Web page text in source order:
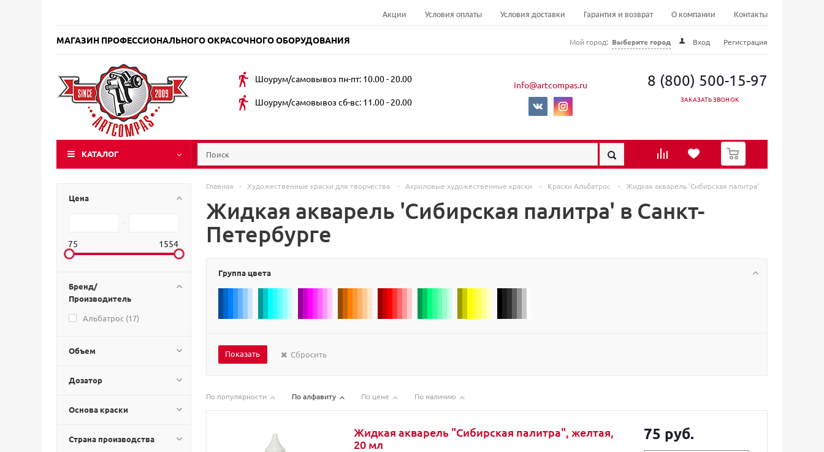
Акции Условия оплаты Условия доставки Гарантия и возврат О компании Контакты
МАГАЗИН ПРОФЕССИОНАЛЬНОГО ОКРАСОЧНОГО ОБОРУДОВАНИЯ Мой город: Выберите город Вход Регистрация
Шоурум/самовывоз пн-пт: 10.00 - 20.00
Шоурум/самовывоз сб-вс: 11.00 - 20.00
info@artcompas.ru 8 (800) 500-15-97
ЗАКАЗАТЬ ЗВОНОК
КАТАЛОГ
0
Цена
75 1554
Бренд/
Производитель
Альбатрос (17)
Объем
Дозатор
Основа краски
Страна производства
Главная - Художественные краски для творчества - Акриловые художественные краски - Краски Альбатрос - Жидкая акварель 'Сибирская палитра'
Жидкая акварель 'Сибирская палитра' в Санкт-
Петербурге
Группа цвета
Сбросить
По популярности По алфавиту По цене По наличию
Жидкая акварель "Сибирская палитра", желтая,
20 мл
75 руб.